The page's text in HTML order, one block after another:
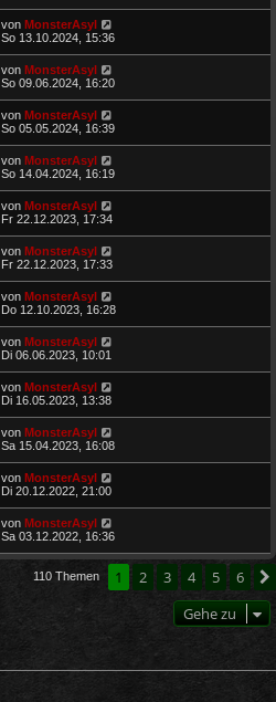
von MonsterAsyl
So 13.10.2024, 15:36
von MonsterAsyl
So 09.06.2024, 16:20
von MonsterAsyl
So 05.05.2024, 16:39
von MonsterAsyl
So 14.04.2024, 16:19
von MonsterAsyl
Fr 22.12.2023, 17:34
von MonsterAsyl
Fr 22.12.2023, 17:33
von MonsterAsyl
Do 12.10.2023, 16:28
von MonsterAsyl
Di 06.06.2023, 10:01
von MonsterAsyl
Di 16.05.2023, 13:38
von MonsterAsyl
Sa 15.04.2023, 16:08
von MonsterAsyl
Di 20.12.2022, 21:00
von MonsterAsyl
Sa 03.12.2022, 16:36
110 Themen 1 2 3 4 5 6
Gehe zu